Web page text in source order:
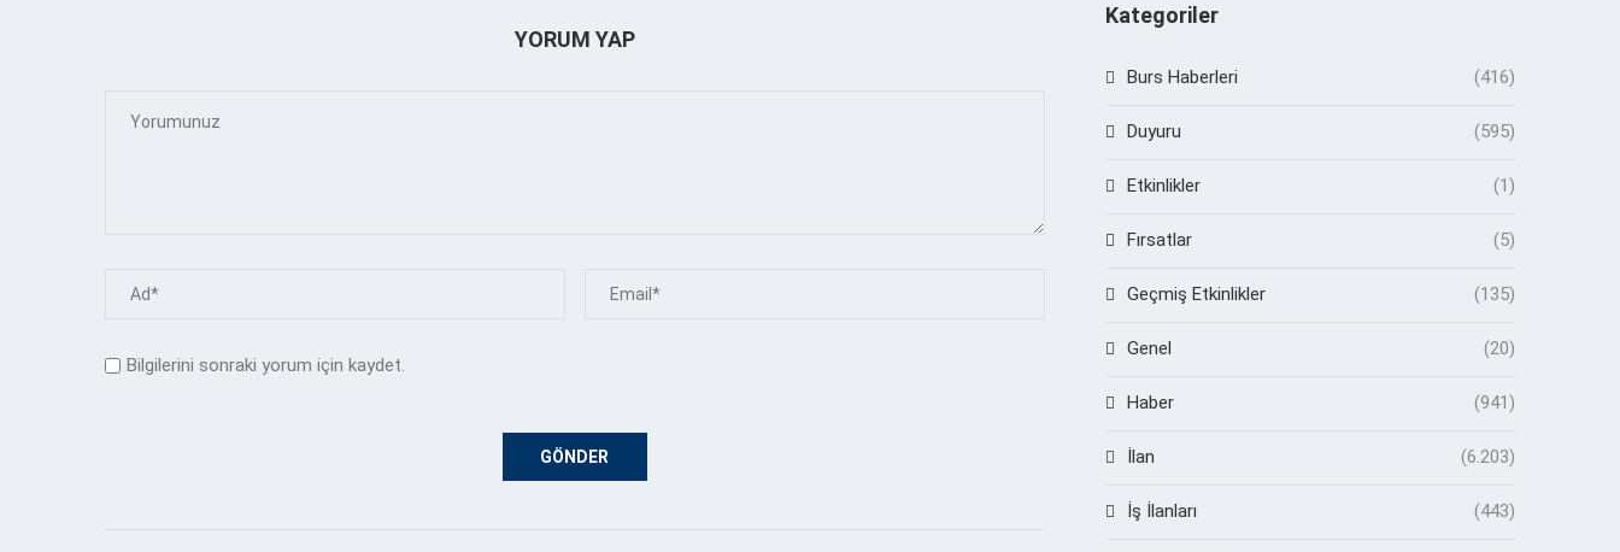
YORUM YAP
Bilgilerini sonraki yorum için kaydet.
Kategoriler
Burs Haberleri (416)
Duyuru (595)
Etkinlikler (1)
Fırsatlar (5)
Geçmiş Etkinlikler (135)
Genel (20)
Haber (941)
İlan (6.203)
İş İlanları (443)